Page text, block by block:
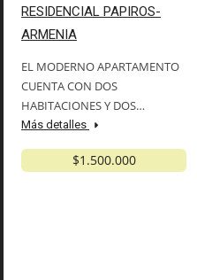
RESIDENCIAL PAPIROS-
ARMENIA
EL MODERNO APARTAMENTO
CUENTA CON DOS
HABITACIONES Y DOS…
Más detalles
$1.500.000